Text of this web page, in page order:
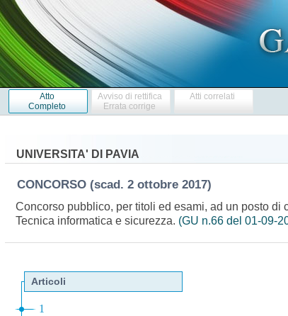
Atto
Completo
Avviso di rettifica
Errata corrige
Atti correlati
UNIVERSITA' DI PAVIA
CONCORSO (scad. 2 ottobre 2017)
Concorso pubblico, per titoli ed esami, ad un posto
Tecnica informatica e sicurezza. (GU n.66 del 01-09-